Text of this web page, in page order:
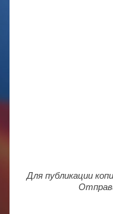
Для публикации